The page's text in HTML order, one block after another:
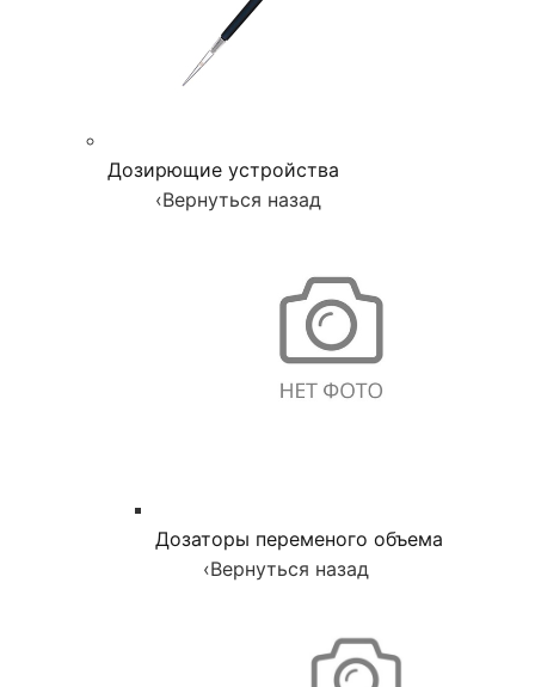
Дозирющие устройства
‹Вернуться назад
Дозаторы переменого объема
‹Вернуться назад